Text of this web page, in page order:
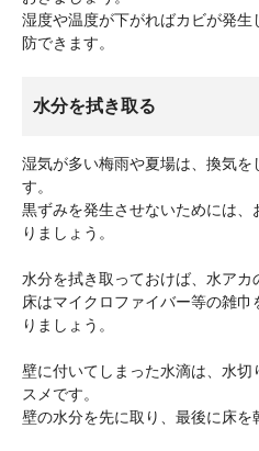
湿度や温度が下がればカビが発
防できます。
水分を拭き取る
湿気が多い梅雨や夏場は、換気
す。
黒ずみを発生させないためには
りましょう。
水分を拭き取っておけば、水アカ
床はマイクロファイバー等の雑
りましょう。
壁に付いてしまった水滴は、水
スメです。
壁の水分を先に取り、最後に床を